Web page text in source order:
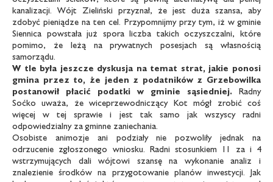
kanalizacji. Wójt Zieliński przyznał, że jest duża szansa, aby
zdobyć pieniądze na ten cel. Przypomnijmy przy tym, iż w gminie
Siennica powstała już spora liczba takich oczyszczalni, które
pomimo, że leżą na prywatnych posesjach są własnością
samorządu.
W tle była jeszcze dyskusja na temat strat, jakie ponosi
gmina przez to, że jeden z podatników z Grzebowilka
postanowił płacić podatki w gminie sąsiedniej. Radny
Soćko uważa, że wiceprzewodniczący Kot mógł zrobić coś
więcej w tej sprawie i jest tak samo jak wszyscy radni
odpowiedzialny za gminne zaniechania.
Osobiste animozje ani podziały nie pozwoliły jednak na
odrzucenie zgłoszonego wniosku. Radni stosunkiem 11 za i 4
wstrzymujących dali wójtowi szansę na wykonanie analiz i
znalezienie środków na przygotowanie planów inwestycji. Jak